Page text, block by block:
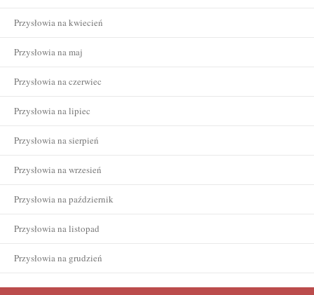
Przysłowia na kwiecień
Przysłowia na maj
Przysłowia na czerwiec
Przysłowia na lipiec
Przysłowia na sierpień
Przysłowia na wrzesień
Przysłowia na październik
Przysłowia na listopad
Przysłowia na grudzień